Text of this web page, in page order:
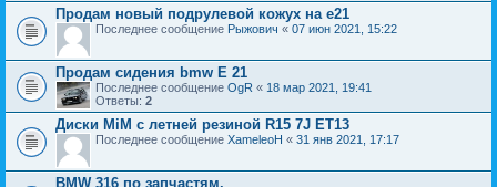
Продам новый подрулевой кожух на e21
Последнее сообщение Рыжович « 07 июн 2021, 15:22
Продам сидения bmw Е 21
Последнее сообщение OgR « 18 мар 2021, 19:41
Ответы: 2
Диски MiM с летней резиной R15 7J ET13
Последнее сообщение XameleoH « 31 янв 2021, 17:17
BMW 316 по запчастям.